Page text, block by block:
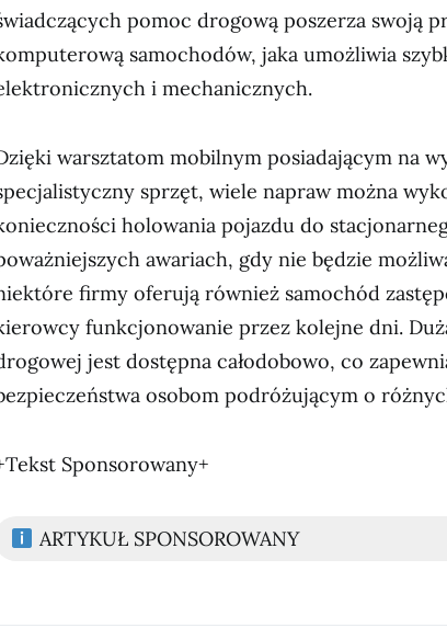
pomoc drogową poszerza swoją
samochodów, jaka umożliwia
i mechanicznych.
warsztatom mobilnym posiadającym na
sprzęt, wiele napraw można
holowania pojazdu do
awariach, gdy nie będzie
firmy oferują również samochód
funkcjonowanie przez kolejne dni.
jest dostępna całodobowo, co
osobom podróżującym o
Sponsorowany+
ARTYKUŁ SPONSOROWANY